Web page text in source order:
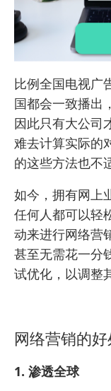
比例全国电视广
国都会一致播出
因此只有大公司
难去计算实际的
的这些方法也不
如今，拥有网上
任何人都可以轻
动来进行网络营
甚至无需花一分
试优化，以调整
网络营销的好
1. 渗透全球